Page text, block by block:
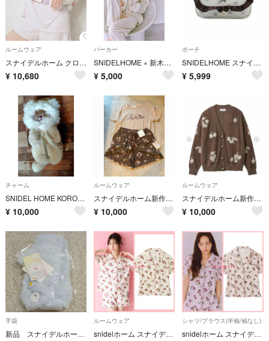
ルームウェア
スナイデルホーム クロミ【接触冷感】カットセットアップ ルームウェア 上下セット
¥ 10,680
パーカー
SNIDELHOME × 新木優子 スウェットプルオーバー
¥ 5,000
ポーチ
SNIDELHOME スナイデルホーム サテンフリルポーチ アイボリー
¥ 5,999
チャーム
SNIDEL HOME KOROMO チャーム
¥ 10,000
ルームウェア
スナイデルホーム新作セット売り新品未使用
¥ 10,000
ルームウェア
スナイデルホーム新作カーディガン新品未使用
¥ 10,000
手袋
新品 スナイデルホーム Care Bears ニットミトン LBLU
ルームウェア
snidelホーム スナイデル チェリー柄シャツ さくらんぼ 白
シャツ/ブラウス(半袖/袖なし)
snidelホーム スナイデル チェリー柄シャツ さくらんぼ